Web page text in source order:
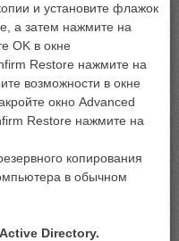
и установите флажок
а затем нажмите на
OK в окне
Restore нажмите на
возможности в окне
окно Advanced
Restore нажмите на
копирования
в обычном
Directory.